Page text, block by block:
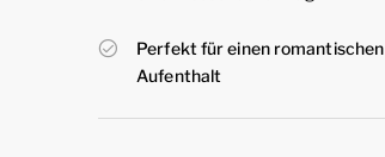
Perfekt für einen romantischen
Aufenthalt